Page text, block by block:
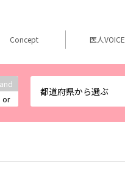
and
or
都道府県から選ぶ
Concept 医人VOICE